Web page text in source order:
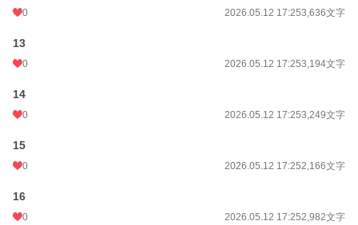
0 2026.05.12 17:253,636文字
13
0 2026.05.12 17:253,194文字
14
0 2026.05.12 17:253,249文字
15
0 2026.05.12 17:252,166文字
16
0 2026.05.12 17:252,982文字